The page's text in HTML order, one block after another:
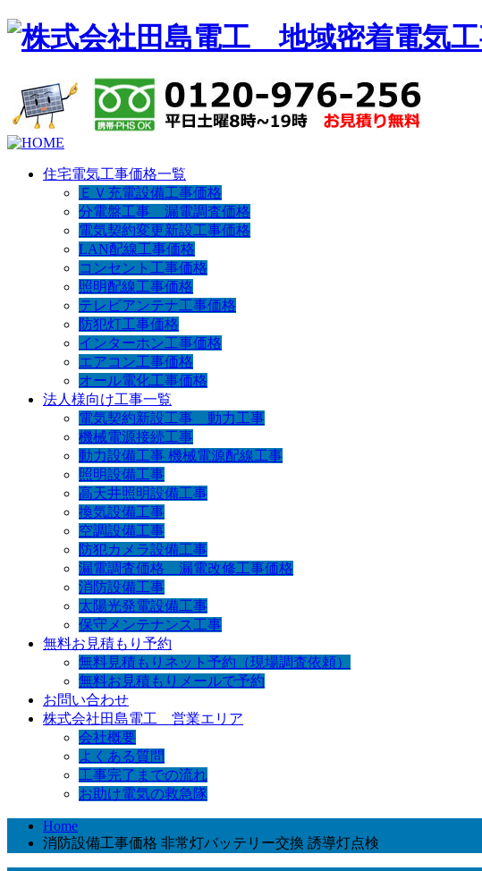
住宅電気工事価格一覧
ＥＶ充電設備工事価格
分電盤工事 漏電調査価格
電気契約変更新設工事価格
LAN配線工事価格
コンセント工事価格
照明配線工事価格
テレビアンテナ工事価格
防犯灯工事価格
インターホン工事価格
エアコン工事価格
オール電化工事価格
法人様向け工事一覧
電気契約新設工事 動力工事
機械電源接続工事
動力設備工事 機械電源配線工事
照明設備工事
高天井照明設備工事
換気設備工事
空調設備工事
防犯カメラ設備工事
漏電調査価格 漏電改修工事価格
消防設備工事
太陽光発電設備工事
保守メンテナンス工事
無料お見積もり予約
無料見積もりネット予約（現場調査依頼）
無料お見積もりメールで予約
お問い合わせ
株式会社田島電工 営業エリア
会社概要
よくある質問
工事完了までの流れ
お助け電気の救急隊
Home
消防設備工事価格 非常灯バッテリー交換 誘導灯点検